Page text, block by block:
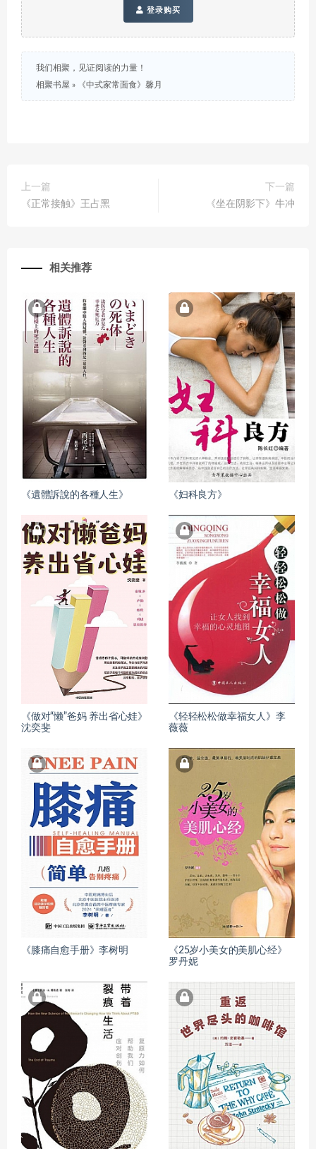
登录购买
我们相聚，见证阅读的力量！
相聚书屋 » 《中式家常面食》馨月
上一篇
《正常接触》王占黑
下一篇
《坐在阴影下》牛冲
相关推荐
《遺體訴說的各種人生》 《妇科良方》
《做对“懒”爸妈 养出省心娃》
沈奕斐
《轻轻松松做幸福女人》李
薇薇
《膝痛自愈手册》李树明
《25岁小美女的美肌心经》
罗丹妮